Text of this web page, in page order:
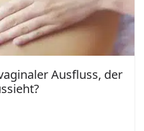
Ausfluss, der